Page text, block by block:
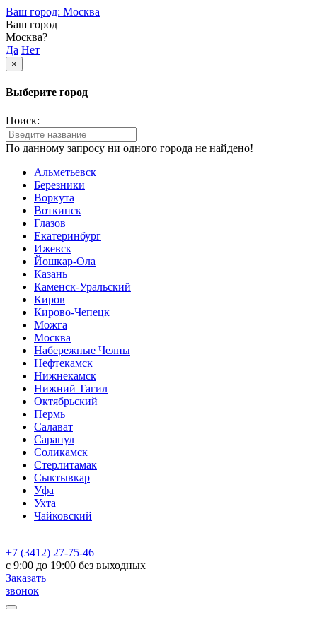
Ваш город: Москва
Ваш город
Москва?
Да Нет
×
Выберите город
Поиск:
По данному запросу ни одного города не найдено!
Альметьевск
Березники
Воркута
Воткинск
Глазов
Екатеринбург
Ижевск
Йошкар-Ола
Казань
Каменск-Уральский
Киров
Кирово-Чепецк
Можга
Москва
Набережные Челны
Нефтекамск
Нижнекамск
Нижний Тагил
Октябрьский
Пермь
Салават
Сарапул
Соликамск
Стерлитамак
Сыктывкар
Уфа
Ухта
Чайковский
+7 (3412) 27-75-46
c 9:00 до 19:00 без выходных
Заказать
звонок